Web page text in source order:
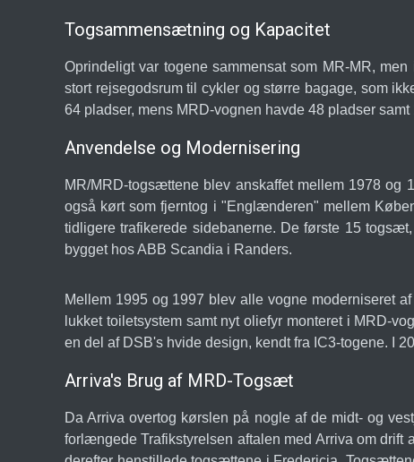
Togsammensætning og Kapacitet
Oprindeligt var togene sammensat som MR-MR,
stort rejsegodsrum til cykler og større bagage, som
64 pladser, mens MRD-vognen havde 48 pladser
Anvendelse og Modernisering
MR/MRD-togsættene blev anskaffet mellem 1978
også kørt som fjerntog i "Englænderen" mellem
tidligere trafikerede sidebanerne. De første 15
bygget hos ABB Scandia i Randers.
Mellem 1995 og 1997 blev alle vogne moderniseret
lukket toiletsystem samt nyt oliefyr monteret i MRD-
en del af DSB's hvide design, kendt fra IC3-togene. I
Arriva's Brug af MRD-Togsæt
Da Arriva overtog kørslen på nogle af de midt- og
forlængede Trafikstyrelsen aftalen med Arriva om